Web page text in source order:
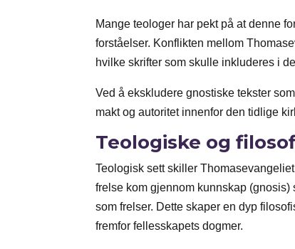
Mange teologer har pekt på at denne
forståelser. Konflikten mellom
hvilke skrifter som skulle inkluderes i
Ved å ekskludere gnostiske tekster
makt og autoritet innenfor den tidlige
Teologiske og
Teologisk sett skiller
frelse kom gjennom kunnskap
som frelser. Dette skaper en dyp
fremfor fellesskapets dogmer.